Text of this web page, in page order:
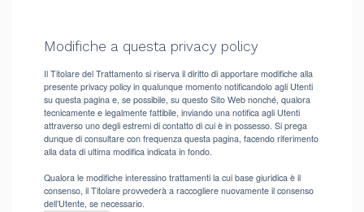
Modifiche a questa privacy policy
Il Titolare del Trattamento si riserva il diritto di apportare modifiche alla
presente privacy policy in qualunque momento notificandolo agli Utenti
su questa pagina e, se possibile, su questo Sito Web nonché, qualora
tecnicamente e legalmente fattibile, inviando una notifica agli Utenti
attraverso uno degli estremi di contatto di cui è in possesso. Si prega
dunque di consultare con frequenza questa pagina, facendo riferimento
alla data di ultima modifica indicata in fondo.
Qualora le modifiche interessino trattamenti la cui base giuridica è il
consenso, il Titolare provvederà a raccogliere nuovamente il consenso
dell’Utente, se necessario.